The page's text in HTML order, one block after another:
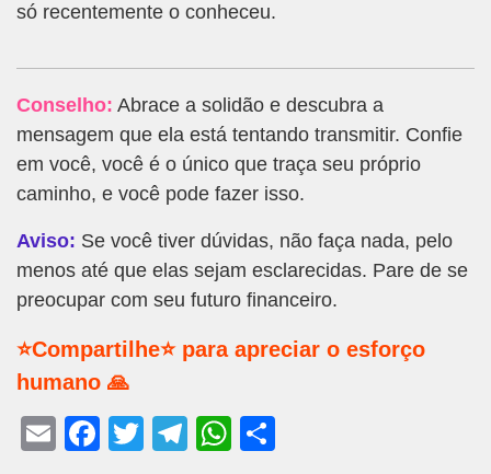
só recentemente o conheceu.
Conselho: Abrace a solidão e descubra a
mensagem que ela está tentando transmitir. Confie
em você, você é o único que traça seu próprio
caminho, e você pode fazer isso.
Aviso: Se você tiver dúvidas, não faça nada, pelo
menos até que elas sejam esclarecidas. Pare de se
preocupar com seu futuro financeiro.
⭐Compartilhe⭐ para apreciar o esforço
humano 🙏
E
F
T
T
W